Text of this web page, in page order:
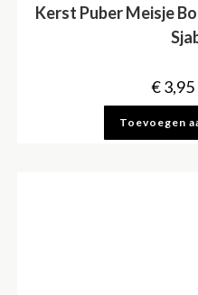
Kerst Puber Meisje
€3,95
Toevoegen